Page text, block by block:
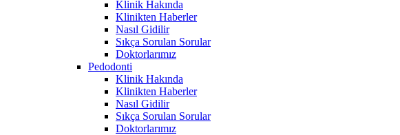
Klinik Hakında
Klinikten Haberler
Nasıl Gidilir
Sıkça Sorulan Sorular
Doktorlarımız
Pedodonti
Klinik Hakında
Klinikten Haberler
Nasıl Gidilir
Sıkça Sorulan Sorular
Doktorlarımız